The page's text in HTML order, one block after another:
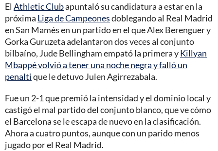
El Athletic Clubapuntaló su candidatura a estar en la
próxima Liga de Campeonesdoblegando al Real Madrid
en San Mamés en un partido en el que Alex Berenguer y
Gorka Guruzeta adelantaron dos veces al conjunto
bilbaíno, Jude Bellingham empató la primera yKillyan
Mbappé volvió a tener una noche negra y falló un
penaltique le detuvo Julen Agirrezabala.
Fue un 2-1 que premió la intensidad y el dominio local y
castigó el mal partido del conjunto blanco, que ve cómo
el Barcelona se le escapa de nuevo en la clasificación.
Ahora a cuatro puntos, aunque con un parido menos
jugado por el Real Madrid.